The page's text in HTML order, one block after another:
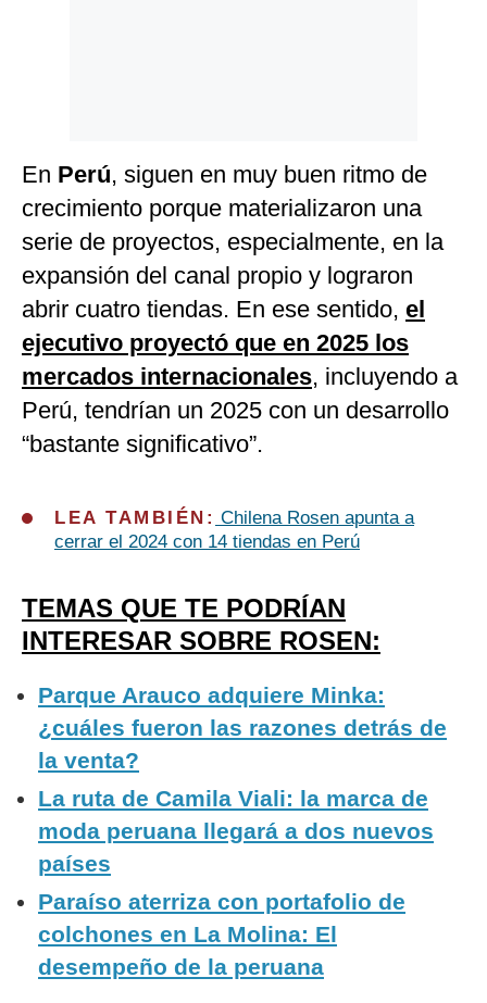
En Perú, siguen en muy buen ritmo de
crecimiento porque materializaron una
serie de proyectos, especialmente, en la
expansión del canal propio y lograron
abrir cuatro tiendas. En ese sentido, el
ejecutivo proyectó que en 2025 los
mercados internacionales, incluyendo a
Perú, tendrían un 2025 con un desarrollo
“bastante significativo”.
LEA TAMBIÉN: Chilena Rosen apunta a
cerrar el 2024 con 14 tiendas en Perú
TEMAS QUE TE PODRÍAN
INTERESAR SOBRE ROSEN:
Parque Arauco adquiere Minka:
¿cuáles fueron las razones detrás de
la venta?
La ruta de Camila Viali: la marca de
moda peruana llegará a dos nuevos
países
Paraíso aterriza con portafolio de
colchones en La Molina: El
desempeño de la peruana